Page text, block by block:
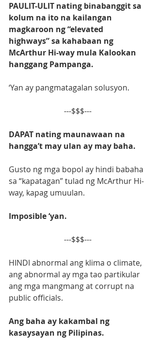
PAULIT-ULIT nating binabanggit sa
kolum na ito na kailangan
magkaroon ng “elevated
highways” sa kahabaan ng
McArthur Hi-way mula Kalookan
hanggang Pampanga.
‘Yan ay pangmatagalan solusyon.
---$$$---
DAPAT nating maunawaan na
hangga’t may ulan ay may baha.
Gusto ng mga bopol ay hindi babaha
sa “kapatagan” tulad ng McArthur Hi-
way, kapag umuulan.
Imposible ‘yan.
---$$$---
HINDI abnormal ang klima o climate,
ang abnormal ay mga tao partikular
ang mga mangmang at corrupt na
public officials.
Ang baha ay kakambal ng
kasaysayan ng Pilipinas.